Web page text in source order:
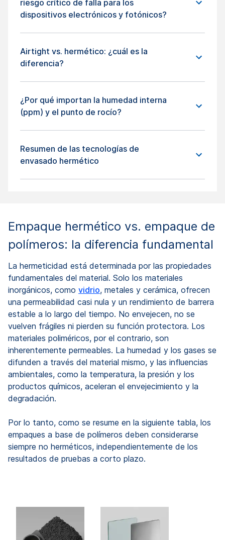
riesgo crítico de falla para los
dispositivos electrónicos y fotónicos?
Airtight vs. hermético: ¿cuál es la
diferencia?
¿Por qué importan la humedad interna
(ppm) y el punto de rocío?
Resumen de las tecnologías de
envasado hermético
Empaque hermético vs. empaque de
polímeros: la diferencia fundamental
La hermeticidad está determinada por las propiedades
fundamentales del material. Solo los materiales
inorgánicos, como vidrio, metales y cerámica, ofrecen
una permeabilidad casi nula y un rendimiento de barrera
estable a lo largo del tiempo. No envejecen, no se
vuelven frágiles ni pierden su función protectora. Los
materiales poliméricos, por el contrario, son
inherentemente permeables. La humedad y los gases se
difunden a través del material mismo, y las influencias
ambientales, como la temperatura, la presión y los
productos químicos, aceleran el envejecimiento y la
degradación.
Por lo tanto, como se resume en la siguiente tabla, los
empaques a base de polímeros deben considerarse
siempre no herméticos, independientemente de los
resultados de pruebas a corto plazo.